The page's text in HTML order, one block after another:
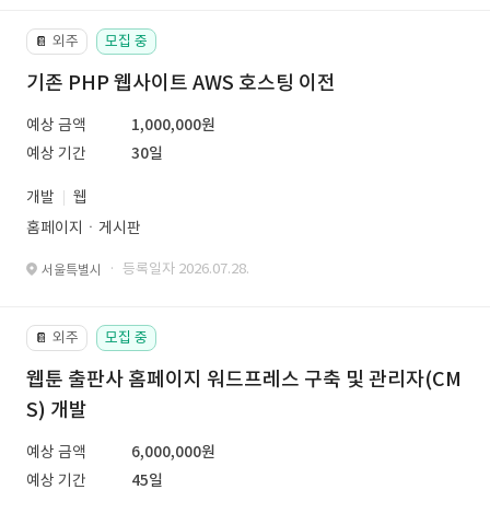
📔 외주 모집 중
기존 PHP 웹사이트 AWS 호스팅 이전
예상 금액
1,000,000원
예상 기간
30일
개발
웹
홈페이지ㆍ게시판
서울특별시 · 등록일자 2026.07.28.
📔 외주 모집 중
웹툰 출판사 홈페이지 워드프레스 구축 및 관리자(CM
S) 개발
예상 금액
6,000,000원
예상 기간
45일